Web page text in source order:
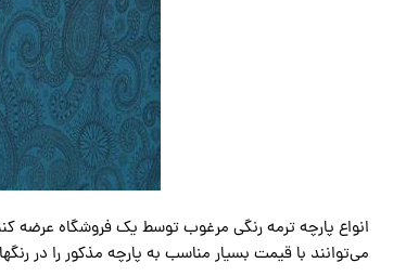
انواع پارچه ترمه رنگی مرغوب توسط یک فروشگاه عرضه
می‌توانند با قیمت بسیار مناسب به پارچه مذکور را در